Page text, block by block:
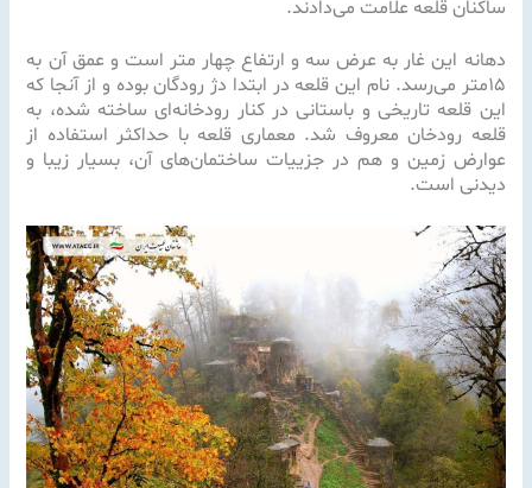
ساکنان قلعه علامت می‌دادند.
دهانه این غار به عرض سه و ارتفاع چهار متر است و عمق آن به
۱۵متر می‌رسد. نام این قلعه در ابتدا دژ رودگان بوده و از آنجا که
این قلعه تاریخی و باستانی در کنار رودخانه‌ای ساخته شده، به
قلعه رودخان معروف شد. معمارى قلعه با حداکثر استفاده از
عوارض زمین و هم در جزییات ساختمان‌هاى آن، بسیار زیبا و
دیدنى است.